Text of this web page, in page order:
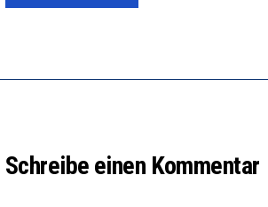
Schreibe einen Kommentar